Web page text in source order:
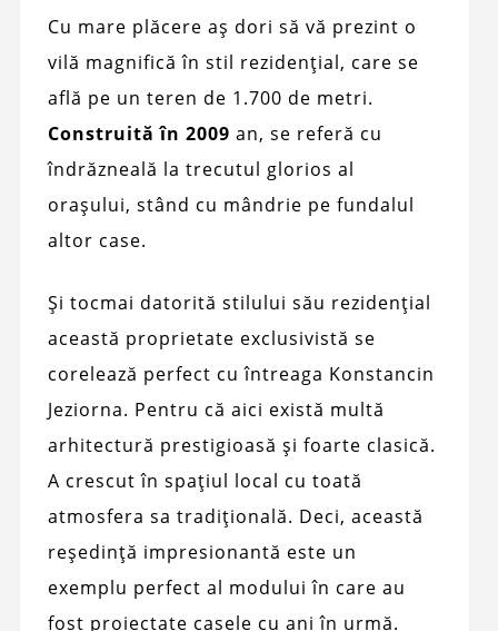
Cu mare plăcere aș dori să vă prezint o
vilă magnifică în stil rezidențial, care se
află pe un teren de 1.700 de metri.
Construită în 2009 an, se referă cu
îndrăzneală la trecutul glorios al
orașului, stând cu mândrie pe fundalul
altor case.
Și tocmai datorită stilului său rezidențial
această proprietate exclusivistă se
corelează perfect cu întreaga Konstancin
Jeziorna. Pentru că aici există multă
arhitectură prestigioasă și foarte clasică.
A crescut în spațiul local cu toată
atmosfera sa tradițională. Deci, această
reședință impresionantă este un
exemplu perfect al modului în care au
fost proiectate casele cu ani în urmă.